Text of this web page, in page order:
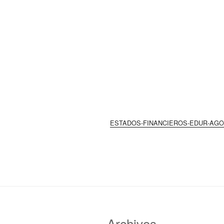
ESTADOS-FINANCIEROS-EDUR-